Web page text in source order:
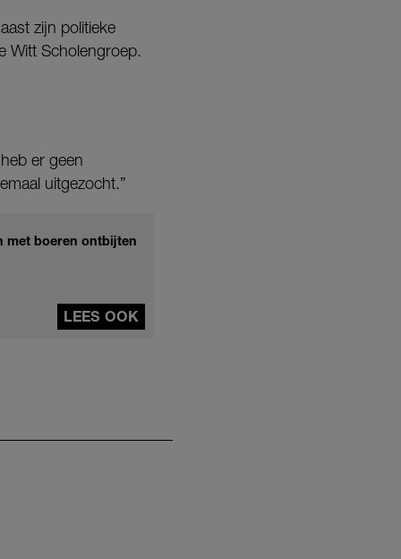
zijn politieke
Witt Scholengroep.
er geen
uitgezocht.”
met boeren ontbijten
LEES OOK